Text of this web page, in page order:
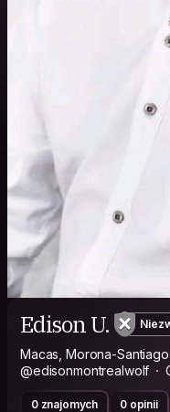
Edison U.
Macas, Morona-
@edisonmontrealwolf
0 znajomych 0 opinii